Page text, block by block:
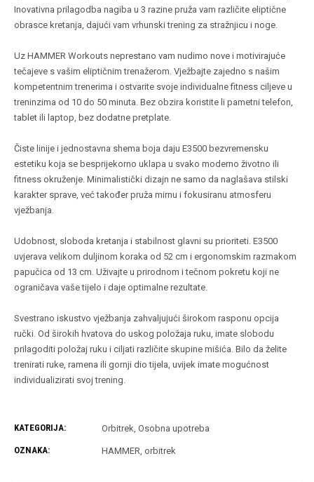
Inovativna prilagodba nagiba u 3 razine pruža vam različite eliptične
obrasce kretanja, dajući vam vrhunski trening za stražnjicu i noge.
Uz HAMMER Workouts neprestano vam nudimo nove i motivirajuće
tečajeve s vašim eliptičnim trenažerom. Vježbajte zajedno s našim
kompetentnim trenerima i ostvarite svoje individualne fitness ciljeve u
treninzima od 10 do 50 minuta. Bez obzira koristite li pametni telefon,
tablet ili laptop, bez dodatne pretplate.
Čiste linije i jednostavna shema boja daju E3500 bezvremensku
estetiku koja se besprijekorno uklapa u svako moderno životno ili
fitness okruženje. Minimalistički dizajn ne samo da naglašava stilski
karakter sprave, već također pruža mirnu i fokusiranu atmosferu
vježbanja.
Udobnost, sloboda kretanja i stabilnost glavni su prioriteti. E3500
uvjerava velikom duljinom koraka od 52 cm i ergonomskim razmakom
papučica od 13 cm. Uživajte u prirodnom i tečnom pokretu koji ne
ograničava vaše tijelo i daje optimalne rezultate.
Svestrano iskustvo vježbanja zahvaljujući širokom rasponu opcija
ručki. Od širokih hvatova do uskog položaja ruku, imate slobodu
prilagoditi položaj ruku i ciljati različite skupine mišića. Bilo da želite
trenirati ruke, ramena ili gornji dio tijela, uvijek imate mogućnost
individualizirati svoj trening.
KATEGORIJA: Orbitrek Osobna upotreba
OZNAKA: HAMMER orbitrek